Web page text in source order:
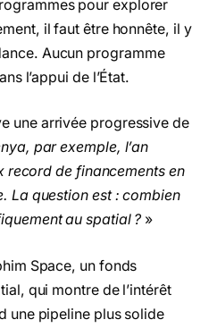
pour explorer
il faut être honnête, il y
Aucun programme
l’appui de l’État.
une arrivée progressive de
par exemple, l’an
record de financements en
La question est : combien
au spatial ? »
Space, un fonds
qui montre de l’intérêt
une pipeline plus solide